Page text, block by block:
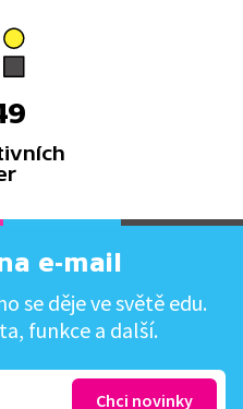
e-mail
se děje ve světě edu.
funkce a další.